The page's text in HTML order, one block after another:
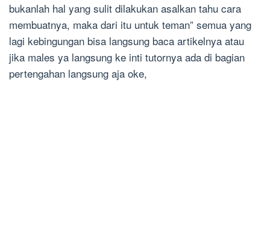
bukanlah hal yang sulit dilakukan asalkan tahu cara
membuatnya, maka dari itu untuk teman” semua yang
lagi kebingungan bisa langsung baca artikelnya atau
jika males ya langsung ke inti tutornya ada di bagian
pertengahan langsung aja oke,